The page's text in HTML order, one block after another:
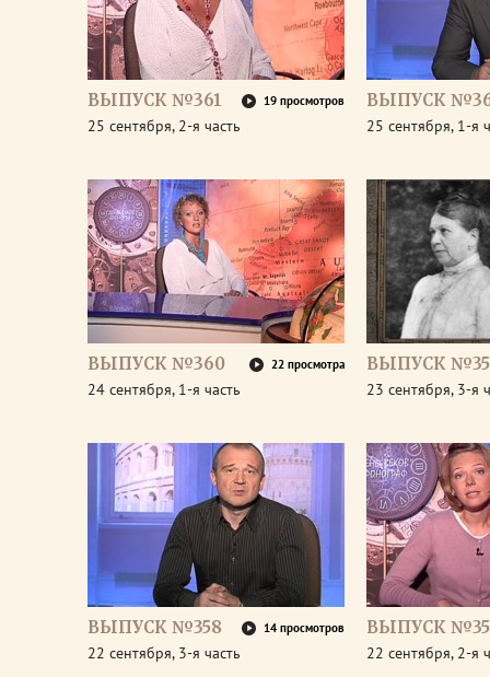
ВЫПУСК №361 19 просмотров
25 сентября, 2-я часть
ВЫПУСК
25 сентября, 1-я
ВЫПУСК №360 22 просмотра
24 сентября, 1-я часть
ВЫПУСК
23 сентября, 3-я
ВЫПУСК №358 14 просмотров
22 сентября, 3-я часть
ВЫПУСК
22 сентября, 2-я